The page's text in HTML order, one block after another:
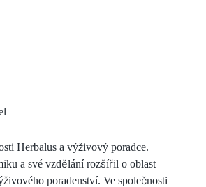
Herbalus a výživový poradce.
a své vzdělání rozšířil o oblast
poradenství. Ve společnosti